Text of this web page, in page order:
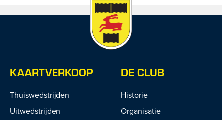
KAARTVERKOOP
Thuiswedstrijden
Uitwedstrijden
DE CLUB
Historie
Organisatie